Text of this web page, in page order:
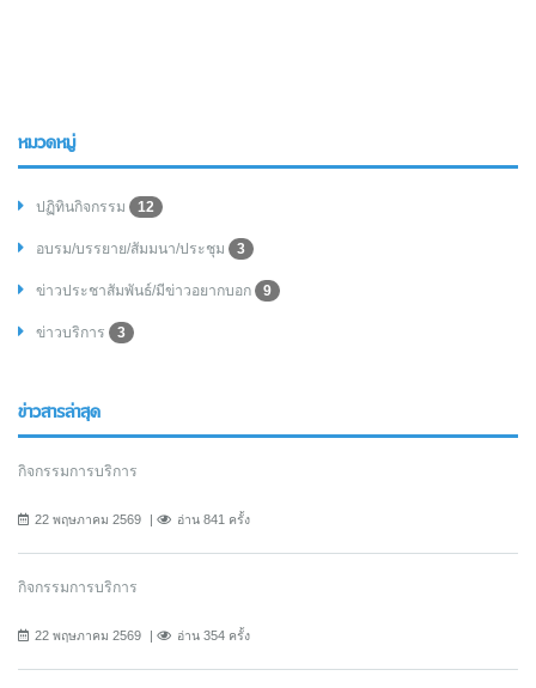
หมวดหมู่
ปฏิทินกิจกรรม 12
อบรม/บรรยาย/สัมมนา/ประชุม 3
ข่าวประชาสัมพันธ์/มีข่าวอยากบอก 9
ข่าวบริการ 3
ข่าวสารล่าสุด
กิจกรรมการบริการ
22 พฤษภาคม 2569 อ่าน 841 ครั้ง
กิจกรรมการบริการ
22 พฤษภาคม 2569 อ่าน 354 ครั้ง